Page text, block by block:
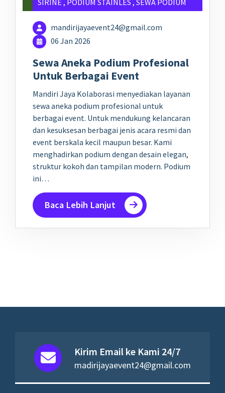
mandirijayaevent24@gmail.com
06 Jan 2026
Sewa Aneka Podium Profesional
Untuk Berbagai Event
Mandiri Jaya Kolaborasi menyediakan layanan
sewa aneka podium profesional untuk
berbagai event. Untuk mendukung kelancaran
dan kesuksesan berbagai jenis acara resmi dan
event berskala kecil maupun besar. Kami
menghadirkan podium dengan desain elegan,
struktur kokoh dan tampilan modern. Podium
ini…
Baca Lebih Lanjut
Kirim Email ke Kami 24/7
madirijayaevent24@gmail.com